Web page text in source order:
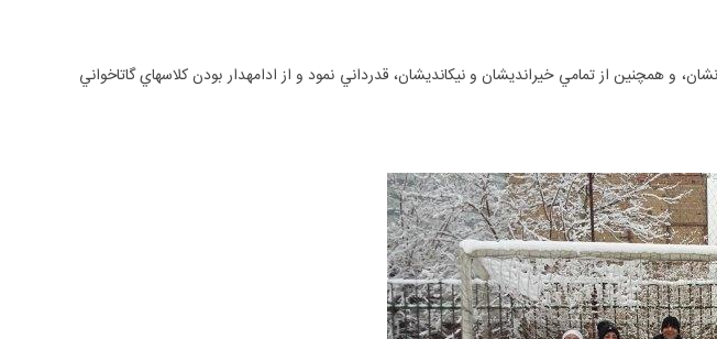
در پايان اين آيين، دادبه اورنگي؛ همچنين از همراهي و همياري والدين به‎شوند همت در تمرين و يادگيري فرزندانشان، و همچنين از تمامي خيرانديشان و نيك‎انديشان، قدرداني نمود و از ادامه‎دار بودن كلاس‎هاي گاتاخواني